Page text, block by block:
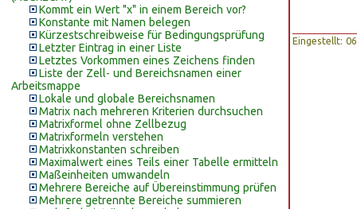
Kommt ein Wert "x" in einem Bereich vor?
Konstante mit Namen belegen
Kürzestschreibweise für Bedingungsprüfung
Letzter Eintrag in einer Liste
Letztes Vorkommen eines Zeichens finden
Liste der Zell- und Bereichsnamen einer
Arbeitsmappe
Lokale und globale Bereichsnamen
Matrix nach mehreren Kriterien durchsuchen
Matrixformel ohne Zellbezug
Matrixformeln verstehen
Matrixkonstanten schreiben
Maximalwert eines Teils einer Tabelle ermitteln
Maßeinheiten umwandeln
Mehrere Bereiche auf Übereinstimmung prüfen
Mehrere getrennte Bereiche summieren
Eingestellt: